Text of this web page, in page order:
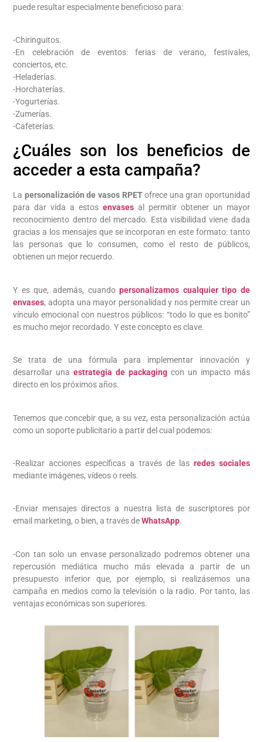
puede resultar especialmente beneficioso para:
-Chiringuitos.
-En celebración de eventos: ferias de verano, festivales,
conciertos, etc.
-Heladerías.
-Horchaterías.
-Yogurterías.
-Zumerías.
-Cafeterías.
¿Cuáles son los beneficios de
acceder a esta campaña?
La personalización de vasos RPETofrece una gran oportunidad
para dar vida a estos envases al permitir obtener un mayor
reconocimiento dentro del mercado. Esta visibilidad viene dada
gracias a los mensajes que se incorporan en este formato: tanto
las personas que lo consumen, como el resto de públicos,
obtienen un mejor recuerdo.
Y es que, además, cuandopersonalizamos cualquier tipo de
envases, adopta una mayor personalidad y nos permite crear un
vínculo emocional con nuestros públicos: “todo lo que es bonito”
es mucho mejor recordado. Y este concepto es clave.
Se trata de una fórmula para implementar innovación y
desarrollar unaestrategia de packaging con un impacto más
directo en los próximos años.
Tenemos que concebir que, a su vez, esta personalización actúa
como un soporte publicitario a partir del cual podemos:
-Realizar acciones específicas a través de las redes sociales
mediante imágenes, vídeos o reels.
-Enviar mensajes directos a nuestra lista de suscriptores por
email marketing, o bien, a través deWhatsApp.
-Con tan solo un envase personalizado podremos obtener una
repercusión mediática mucho más elevada a partir de un
presupuesto inferior que, por ejemplo, si realizásemos una
campaña en medios como la televisión o la radio. Por tanto, las
ventajas económicas son superiores.